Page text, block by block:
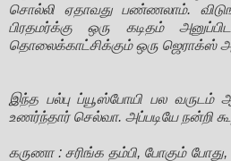
சொல்லி ஏதாவது பண்ணலாம்.
பிரதமர்க்கு ஒரு கடிதம்
தொலைக்காட்சிக்கும் ஒரு ஜெராக்ஸ்
இந்த பல்பு ப்யூஸ்போயி பல வருடம்
உணர்ந்தார் செல்வா. அப்படியே நன்றி
கருணா : சரிங்க தம்பி, போகும் போது,